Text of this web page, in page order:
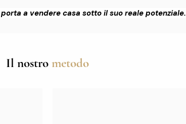
a vendere casa sotto il suo reale potenziale.
Il nostro metodo